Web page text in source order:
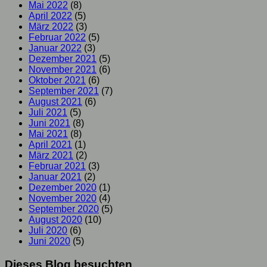
Mai 2022 (8)
April 2022 (5)
März 2022 (3)
Februar 2022 (5)
Januar 2022 (3)
Dezember 2021 (5)
November 2021 (6)
Oktober 2021 (6)
September 2021 (7)
August 2021 (6)
Juli 2021 (5)
Juni 2021 (8)
Mai 2021 (8)
April 2021 (1)
März 2021 (2)
Februar 2021 (3)
Januar 2021 (2)
Dezember 2020 (1)
November 2020 (4)
September 2020 (5)
August 2020 (10)
Juli 2020 (6)
Juni 2020 (5)
Dieses Blog besuchten